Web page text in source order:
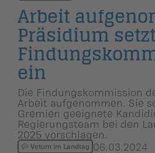
Arbeit
Präsidium setzt
ein
Die Findungskommission
Arbeit aufgenommen. Sie
Gremien geeignete
Regierungsteam bei den
2025 vorschlagen.
Votum im Landtag 06.03.2024